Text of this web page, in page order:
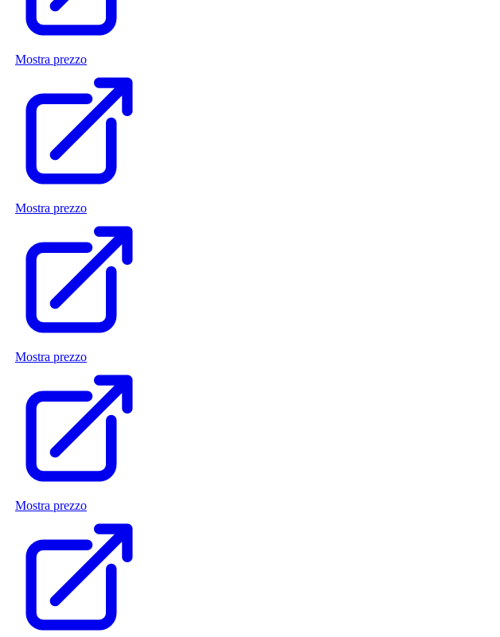
Mostra prezzo
Mostra prezzo
Mostra prezzo
Mostra prezzo